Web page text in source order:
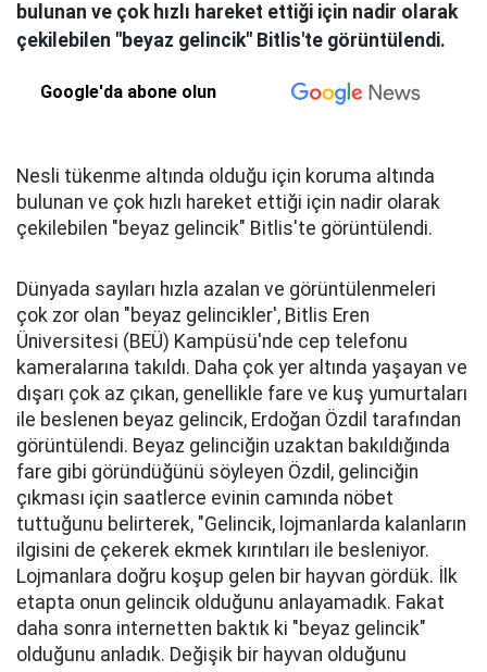
bulunan ve çok hızlı hareket ettiği için nadir olarak
çekilebilen "beyaz gelincik" Bitlis'te görüntülendi.
Google'da abone olun
Nesli tükenme altında olduğu için koruma altında
bulunan ve çok hızlı hareket ettiği için nadir olarak
çekilebilen "beyaz gelincik" Bitlis'te görüntülendi.
Dünyada sayıları hızla azalan ve görüntülenmeleri
çok zor olan "beyaz gelincikler', Bitlis Eren
Üniversitesi (BEÜ) Kampüsü'nde cep telefonu
kameralarına takıldı. Daha çok yer altında yaşayan ve
dışarı çok az çıkan, genellikle fare ve kuş yumurtaları
ile beslenen beyaz gelincik, Erdoğan Özdil tarafından
görüntülendi. Beyaz gelinciğin uzaktan bakıldığında
fare gibi göründüğünü söyleyen Özdil, gelinciğin
çıkması için saatlerce evinin camında nöbet
tuttuğunu belirterek, "Gelincik, lojmanlarda kalanların
ilgisini de çekerek ekmek kırıntıları ile besleniyor.
Lojmanlara doğru koşup gelen bir hayvan gördük. İlk
etapta onun gelincik olduğunu anlayamadık. Fakat
daha sonra internetten baktık ki "beyaz gelincik"
olduğunu anladık. Değişik bir hayvan olduğunu